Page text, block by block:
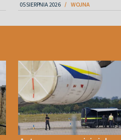
05 SIERPNIA 2026 WOJNA